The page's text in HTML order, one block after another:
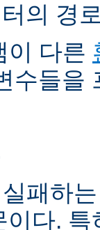
의 경
이 다른
수들을
패하
이다.